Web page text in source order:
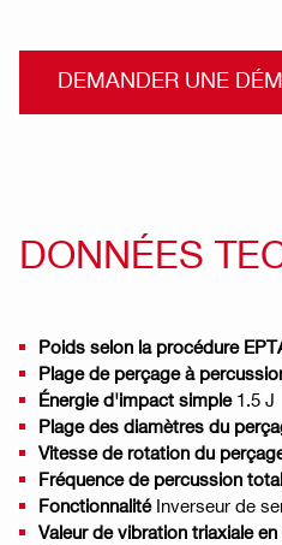
DEMANDER UNE
DONNÉES
Poids selon la procédure
Plage de perçage à
Énergie d'impact simple 1.5 J
Plage des diamètres du
Vitesse de rotation du
Fréquence de percussion
Fonctionnalité Inverseur de
Valeur de vibration triaxiale